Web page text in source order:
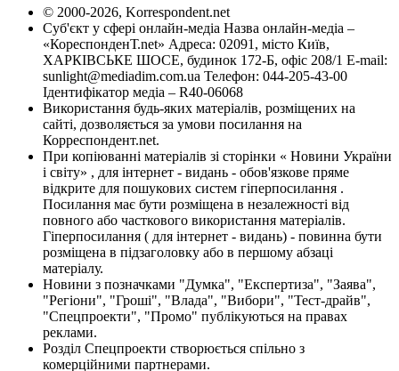
© 2000-2026, Korrespondent.net
Суб'єкт у сфері онлайн-медіа Назва онлайн-медіа –
«КореспонденТ.net» Адреса: 02091, місто Київ,
ХАРКІВСЬКЕ ШОСЕ, будинок 172-Б, офіс 208/1 E-mail:
sunlight@mediadim.com.ua Телефон: 044-205-43-00
Ідентифікатор медіа – R40-06068
Використання будь-яких матеріалів, розміщених на
сайті, дозволяється за умови посилання на
Корреспондент.net.
При копіюванні матеріалів зі сторінки « Новини України
і світу» , для інтернет - видань - обов'язкове пряме
відкрите для пошукових систем гіперпосилання .
Посилання має бути розміщена в незалежності від
повного або часткового використання матеріалів.
Гіперпосилання ( для інтернет - видань) - повинна бути
розміщена в підзаголовку або в першому абзаці
матеріалу.
Новини з позначками "Думка", "Експертиза", "Заява",
"Регіони", "Гроші", "Влада", "Вибори", "Тест-драйв",
"Спецпроекти", "Промо" публікуються на правах
реклами.
Розділ Спецпроекти створюється спільно з
комерційними партнерами.